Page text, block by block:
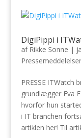
DigiPippi i
af Rikke Sonne |
Pressemeddelelser
PRESSE
grundlægger Eva
hvorfor hun
i IT branchen
artiklen her! Til